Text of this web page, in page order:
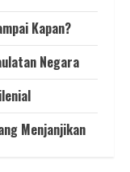
Kapan?
Negara
Menjanjikan